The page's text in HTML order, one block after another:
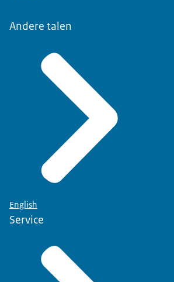
Andere talen
English
Service